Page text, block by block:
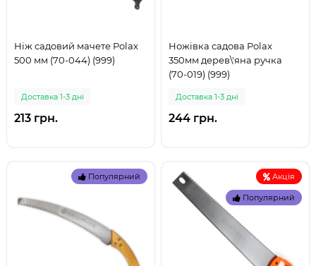
Ніж садовий мачете Polax
500 мм (70-044) (999)
Доставка 1-3 дні
213 грн.
Ножівка садова Polax
350мм дерев\'яна ручка
(70-019) (999)
Доставка 1-3 дні
244 грн.
Популярний Акція
Популярний